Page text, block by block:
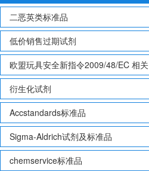
二恶英类标准品
低价销售过期试剂
欧盟玩具安全新指令2009/48/EC 相关
致敏性香味剂标准品
衍生化试剂
Accstandards标准品
Sigma-Aldrich试剂及标准品
chemservice标准品